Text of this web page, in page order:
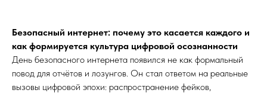
Безопасный интернет: почему это касается каждого и
как формируется культура цифровой осознанности
День безопасного интернета появился не как формальный
повод для отчётов и лозунгов. Он стал ответом на реальные
вызовы цифровой эпохи: распространение фейков,